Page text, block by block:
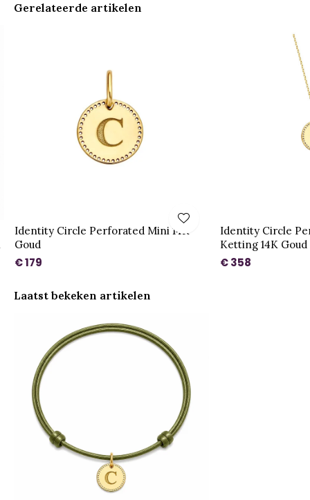
Gerelateerde artikelen
Identity Circle Perforated Mini 14K
Goud
€ 179
Identity Circle
Ketting 14K Goud
€ 358
Laatst bekeken artikelen